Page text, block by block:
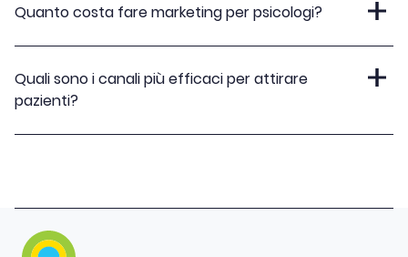
Quanto costa fare marketing per psicologi?
Quali sono i canali più efficaci per attirare
pazienti?